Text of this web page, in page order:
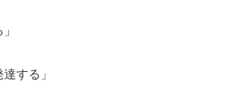
する」